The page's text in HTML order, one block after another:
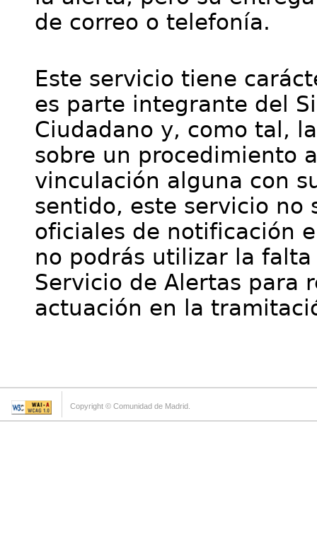
de correo o telefonía.
Este servicio tiene
es parte integrante del
Ciudadano y, como tal,
sobre un procedimiento
vinculación alguna con
sentido, este servicio no
oficiales de notificación
no podrás utilizar la
Servicio de Alertas para
actuación en la
Copyright © Comunidad de Madrid.